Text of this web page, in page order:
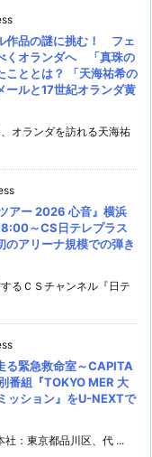
作品の謎に挑む！ フェ
くオランダへ 「真珠の
こととは？ 「天海祐希の
ルと17世紀オランダ黄
オランダを訪れる天海祐
アー 2026 心音』横浜
～CS日テレプラス
のアリーナ規模での弾き
るＣＳチャンネル『日テ
る緊急救命室～CAPITA
番組『TOKYO MER 大
ッション』をU-NEXTで
：東京都品川区、代 ...